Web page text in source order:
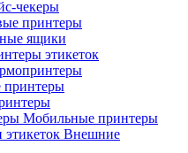
чекеры
принтеры
ящики
этикеток
Мобильные принтеры
Внешние